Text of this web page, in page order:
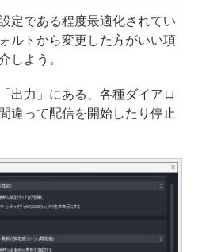
定である程度最適化されてい
ルトから変更した方がいい項
しよう。
力」にある、各種ダイアロ
違って配信を開始したり停止